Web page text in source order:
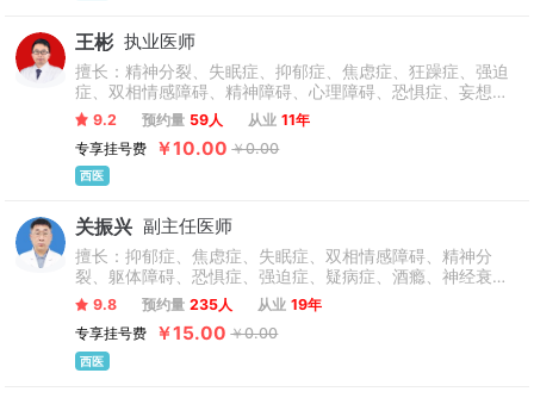
王彬 执业医师
擅长：精神分裂、失眠症、抑郁症、焦虑症、狂躁症、强迫
症、双相情感障碍、精神障碍、心理障碍、恐惧症、妄想
症、癔症、疑病症、植物神经功能紊乱、神经官能症、多动
症、抽动症、自闭症等。
9.2 预约量 59人 从业 11年
专享挂号费
￥10.00 ￥0.00
西医
关振兴 副主任医师
擅长：抑郁症、焦虑症、失眠症、双相情感障碍、精神分
裂、躯体障碍、恐惧症、强迫症、疑病症、酒瘾、神经衰
弱、妄想症、创伤性应激反应、社交恐惧癔症、青少年心理
问题、厌学、网瘾、情绪障碍、心理障碍等。
9.8 预约量 235人 从业 19年
专享挂号费
￥15.00 ￥0.00
西医